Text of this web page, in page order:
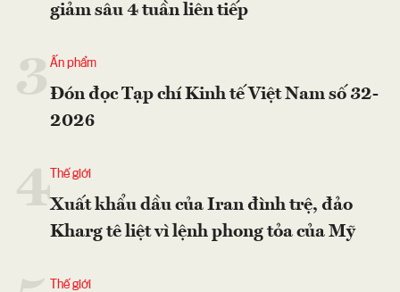
giảm sâu 4 tuần liên tiếp
Ấn phẩm
Đón đọc Tạp chí Kinh tế Việt Nam số 32-
2026
4 Thế giới
Xuất khẩu dầu của Iran đình trệ, đảo
Kharg tê liệt vì lệnh phong tỏa của Mỹ
Thế giới